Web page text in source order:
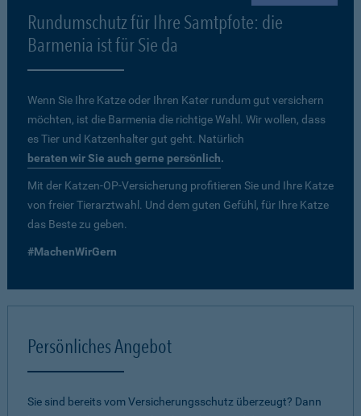
Rundumschutz für Ihre Samtpfote: die
Barmenia ist für Sie da
Wenn Sie Ihre Katze oder Ihren Kater rundum gut versichern
möchten, ist die Barmenia die richtige Wahl. Wir wollen, dass
es Tier und Katzenhalter gut geht. Natürlich
beraten wir Sie auch gerne persönlich.
Mit der Katzen-OP-Versicherung profitieren Sie und Ihre Katze
von freier Tierarztwahl. Und dem guten Gefühl, für Ihre Katze
das Beste zu geben.
#MachenWirGern
Persönliches Angebot
Sie sind bereits vom Versicherungsschutz überzeugt? Dann